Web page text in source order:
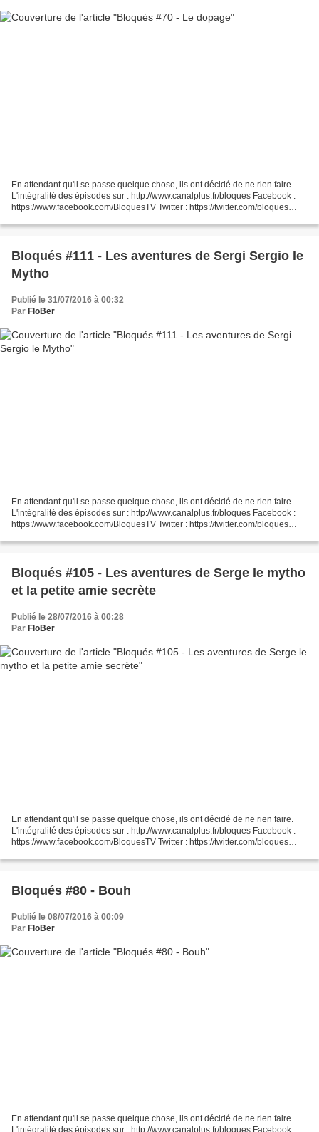
En attendant qu'il se passe quelque chose, ils ont décidé de ne rien faire.
L'intégralité des épisodes sur : http://www.canalplus.fr/bloques Facebook :
https://www.facebook.com/BloquesTV Twitter : https://twitter.com/bloques
Bloqués #111 - Les aventures de Sergi Sergio le
Mytho
Publié le 31/07/2016 à 00:32
Par FloBer
En attendant qu'il se passe quelque chose, ils ont décidé de ne rien faire.
L'intégralité des épisodes sur : http://www.canalplus.fr/bloques Facebook :
https://www.facebook.com/BloquesTV Twitter : https://twitter.com/bloques
Bloqués #105 - Les aventures de Serge le mytho
et la petite amie secrète
Publié le 28/07/2016 à 00:28
Par FloBer
En attendant qu'il se passe quelque chose, ils ont décidé de ne rien faire.
L'intégralité des épisodes sur : http://www.canalplus.fr/bloques Facebook :
https://www.facebook.com/BloquesTV Twitter : https://twitter.com/bloques
Bloqués #80 - Bouh
Publié le 08/07/2016 à 00:09
Par FloBer
En attendant qu'il se passe quelque chose, ils ont décidé de ne rien faire.
L'intégralité des épisodes sur : http://www.canalplus.fr/bloques Facebook :